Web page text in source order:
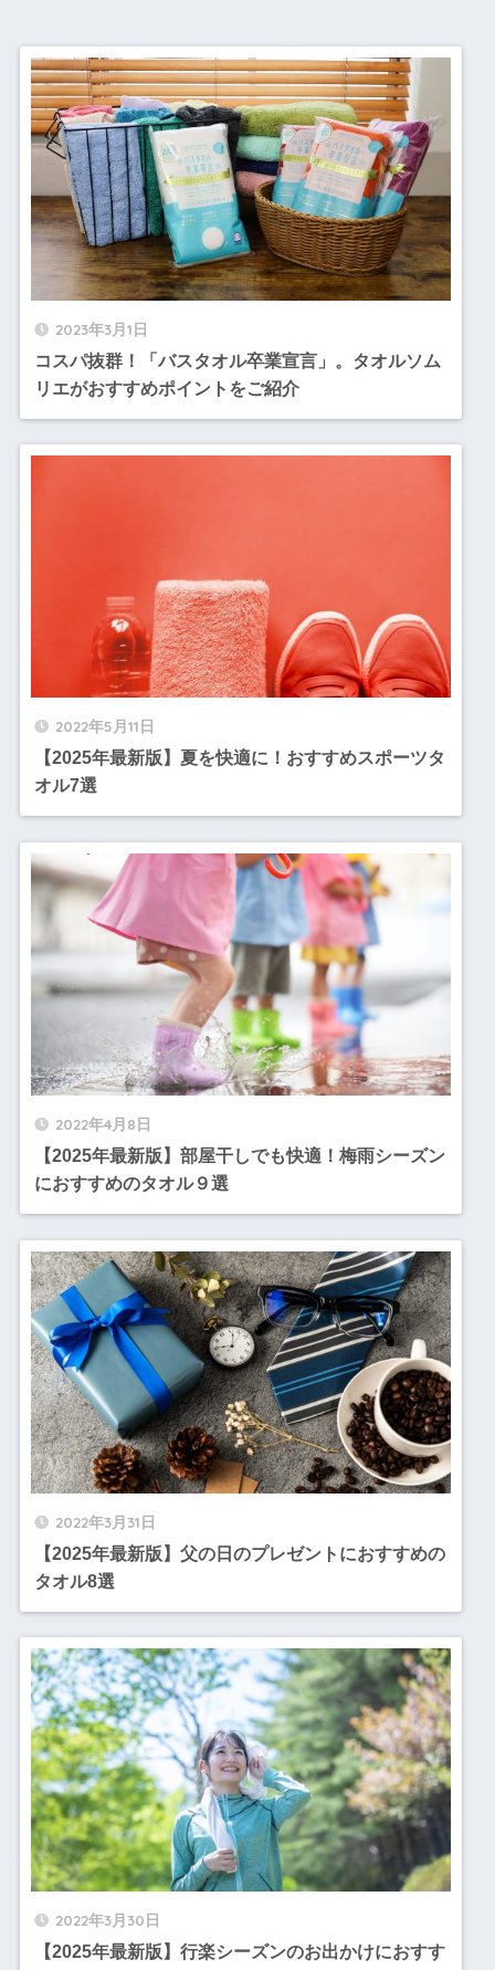
2023年3月1日
コスパ抜群！「バスタオル卒業宣言」。タオルソム
リエがおすすめポイントをご紹介
2022年5月11日
【2025年最新版】夏を快適に！おすすめスポーツタ
オル7選
2022年4月8日
【2025年最新版】部屋干しでも快適！梅雨シーズン
におすすめのタオル９選
2022年3月31日
【2025年最新版】父の日のプレゼントにおすすめの
タオル8選
2022年3月30日
【2025年最新版】行楽シーズンのお出かけにおすす